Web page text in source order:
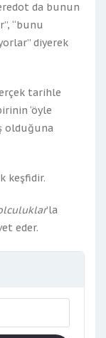
da bunun
“bunu
diyerek
tarihle
‘öyle
olduğuna
keşfidir.
’la
eder.